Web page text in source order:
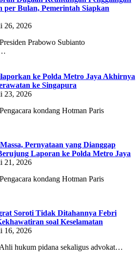
Bulan, Pemerintah Siapkan
26, 2026
Prabowo Subianto
ke Polda Metro Jaya Akhirnya
ke Singapura
23, 2026
kondang Hotman Paris
Pernyataan yang Dianggap
Laporan ke Polda Metro Jaya
21, 2026
kondang Hotman Paris
Soroti Tidak Ditahannya Febri
soal Keselamatan
16, 2026
hukum pidana sekaligus advokat…